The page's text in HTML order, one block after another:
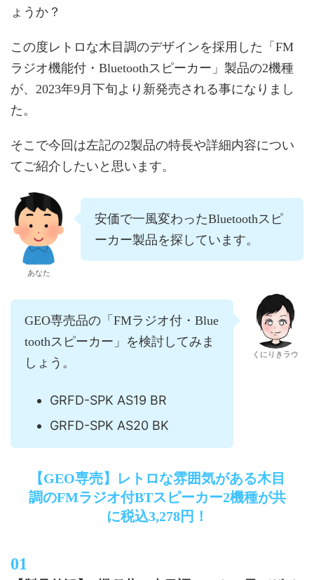
ょうか？
この度レトロな木目調のデザインを採用した「FM
ラジオ機能付・Bluetoothスピーカー」製品の2機種
が、2023年9月下旬より新発売される事になりまし
た。
そこで今回は左記の2製品の特長や詳細内容につい
てご紹介したいと思います。
あなた
安価で一風変わったBluetoothスピ
ーカー製品を探しています。
GEO専売品の「FMラジオ付・Blue
toothスピーカー」を検討してみま
しょう。
GRFD-SPK AS19 BR
GRFD-SPK AS20 BK
くにりきラウ
【GEO専売】レトロな雰囲気がある木目
調のFMラジオ付BTスピーカー2機種が共
に税込3,278円！